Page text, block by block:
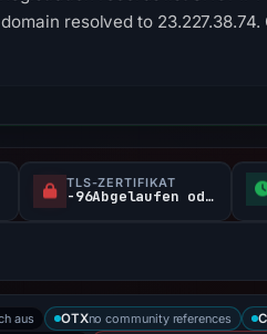
resolved to
TLS-ZERTIFIKAT
-96Abgelaufen oder nicht verifiziert d
aus OTXno community references